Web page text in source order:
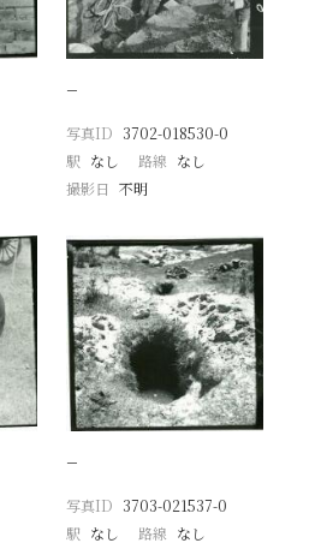
−
写真ID 3702-018530-0
駅 なし 路線 なし
撮影日 不明
−
写真ID 3703-021537-0
駅 なし 路線 なし